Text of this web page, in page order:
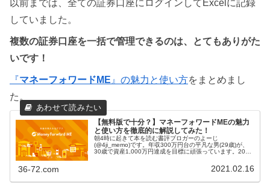
以前までは、全ての証券口座にログインしてExcelに記録
していました。
複数の証券口座を一括で管理できるのは、とてもありがた
いです！
『マネーフォワードME 』の魅力と使い方をまとめまし
た。
【無料版で十分？】マネーフォワードMEの魅力
と使い方を徹底的に解説してみた！
朝4時に起きて本を読む書評ブロガーのよーじ
(@4ji_memo)です。年収300万円台の平凡な男(29歳)が、
30歳で資産1,000万円達成を目標に頑張っています。2021
36-72.com 2021.02.16